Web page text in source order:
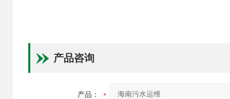
产品咨询
产品：